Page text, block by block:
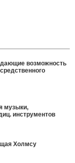
дающие возможность
музыки,
инструментов
Холмсу